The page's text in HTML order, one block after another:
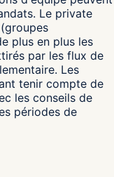
Le private
plus en plus les
par les flux de
Les
tenir compte de
les conseils de
périodes de